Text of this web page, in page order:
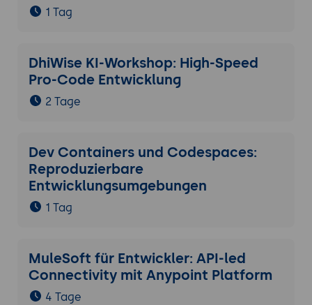
1 Tag
DhiWise KI-Workshop: High-Speed
Pro-Code Entwicklung
2 Tage
Dev Containers und Codespaces:
Reproduzierbare
Entwicklungsumgebungen
1 Tag
MuleSoft für Entwickler: API-led
Connectivity mit Anypoint Platform
4 Tage